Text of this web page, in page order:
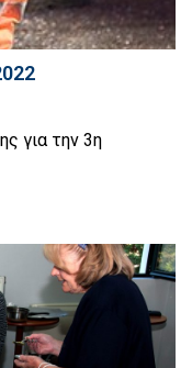
για την 3η